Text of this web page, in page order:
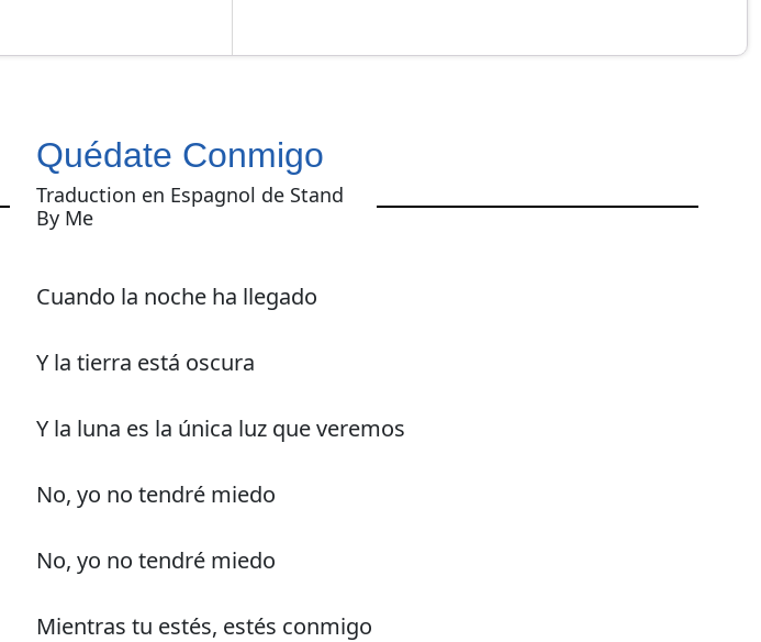
Quédate Conmigo
Traduction en Espagnol de Stand
By Me
Cuando la noche ha llegado
Y la tierra está oscura
Y la luna es la única luz que veremos
No, yo no tendré miedo
No, yo no tendré miedo
Mientras tu estés, estés conmigo